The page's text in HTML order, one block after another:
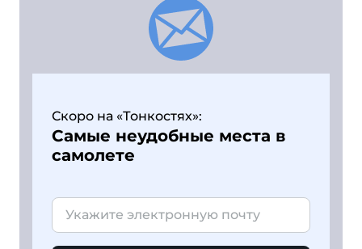
Скоро на «Тонкостях»:
Самые неудобные места в
самолете